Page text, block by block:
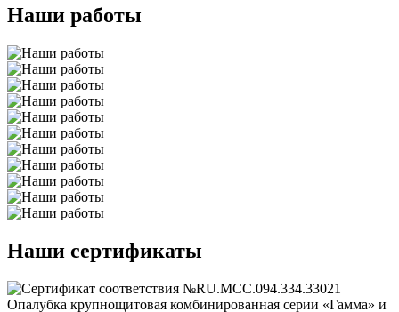
Наши работы
Наши сертификаты